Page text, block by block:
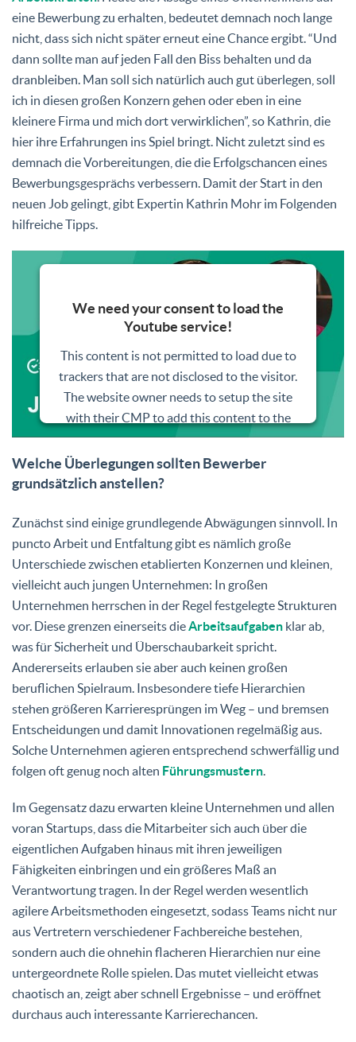
eine Bewerbung zu erhalten, bedeutet demnach noch lange
nicht, dass sich nicht später erneut eine Chance ergibt. “Und
dann sollte man auf jeden Fall den Biss behalten und da
dranbleiben. Man soll sich natürlich auch gut überlegen, soll
ich in diesen großen Konzern gehen oder eben in eine
kleinere Firma und mich dort verwirklichen”, so Kathrin, die
hier ihre Erfahrungen ins Spiel bringt. Nicht zuletzt sind es
demnach die Vorbereitungen, die die Erfolgschancen eines
Bewerbungsgesprächs verbessern. Damit der Start in den
neuen Job gelingt, gibt Expertin Kathrin Mohr im Folgenden
hilfreiche Tipps.
We need your consent to load the
Youtube service!
This content is not permitted to load due to
trackers that are not disclosed to the visitor.
The website owner needs to setup the site
with their CMP to add this content to the
list of technologies used.
Powered by
Management Platform
Welche Überlegungen sollten Bewerber
grundsätzlich anstellen?
Zunächst sind einige grundlegende Abwägungen sinnvoll. In
puncto Arbeit und Entfaltung gibt es nämlich große
Unterschiede zwischen etablierten Konzernen und kleinen,
vielleicht auch jungen Unternehmen: In großen
Unternehmen herrschen in der Regel festgelegte Strukturen
vor. Diese grenzen einerseits dieArbeitsaufgaben klar ab,
was für Sicherheit und Überschaubarkeit spricht.
Andererseits erlauben sie aber auch keinen großen
beruflichen Spielraum. Insbesondere tiefe Hierarchien
stehen größeren Karrieresprüngen im Weg – und bremsen
Entscheidungen und damit Innovationen regelmäßig aus.
Solche Unternehmen agieren entsprechend schwerfällig und
folgen oft genug noch alten Führungsmustern.
Im Gegensatz dazu erwarten kleine Unternehmen und allen
voran Startups, dass die Mitarbeiter sich auch über die
eigentlichen Aufgaben hinaus mit ihren jeweiligen
Fähigkeiten einbringen und ein größeres Maß an
Verantwortung tragen. In der Regel werden wesentlich
agilere Arbeitsmethoden eingesetzt, sodass Teams nicht nur
aus Vertretern verschiedener Fachbereiche bestehen,
sondern auch die ohnehin flacheren Hierarchien nur eine
untergeordnete Rolle spielen. Das mutet vielleicht etwas
chaotisch an, zeigt aber schnell Ergebnisse – und eröffnet
durchaus auch interessante Karrierechancen.